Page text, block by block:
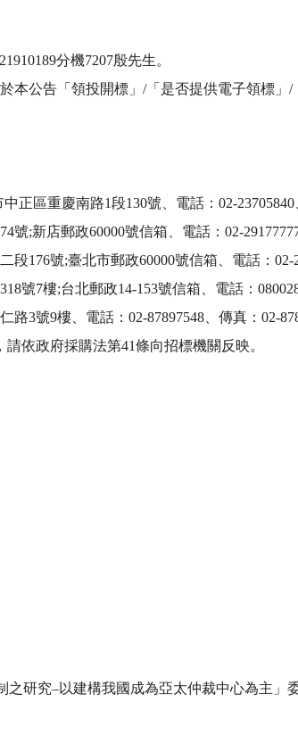
分機7207殷先生。
本公告「領投開標」/「是否提供電子領標」/
正區重慶南路1段130號、電話：02-23705840
;新店郵政60000號信箱、電話：02-
176號;臺北市郵政60000號信箱、電話：02-
號7樓;台北郵政14-153號信箱、電話：
3號9樓、電話：02-87897548、傳真：02-
依政府採購法第41條向招標機關反映。
研究–以建構我國成為亞太仲裁中心為主」